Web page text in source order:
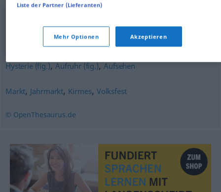
,Wirbel,Gewühl,Durcheinander,Trubel
Aufregung , , , ,
Hysterie (fig.),Aufruhr (fig.),Aufsehen
Markt, Jahrmarkt, Kirmes, Volksfest
© OpenThesaurus.de
Liste der Partner (Lieferanten)
Mehr Optionen Akzeptieren